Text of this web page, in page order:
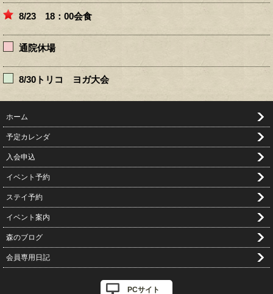
8/23 18：00会食
通院休場
8/30トリコ ヨガ大会
ホーム
予定カレンダ
入会申込
イベント予約
ステイ予約
イベント案内
森のブログ
会員専用日記
PCサイト